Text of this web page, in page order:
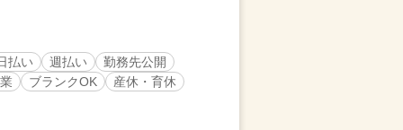
払い 週払い
勤務先公開
ブランクOK 産休・育休